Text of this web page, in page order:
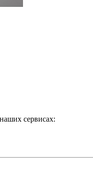
сервисах: